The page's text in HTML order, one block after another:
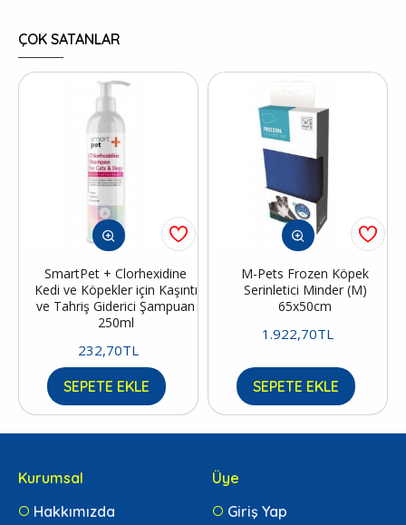
ÇOK SATANLAR
SmartPet + Clorhexidine
Kedi ve Köpekler için Kaşıntı
ve Tahriş Giderici Şampuan
250ml
232,70TL
SEPETE EKLE
M-Pets Frozen Köpek
Serinletici Minder (M)
65x50cm
1.922,70TL
SEPETE EKLE
Kurumsal
Hakkımızda
Üye
Giriş Yap